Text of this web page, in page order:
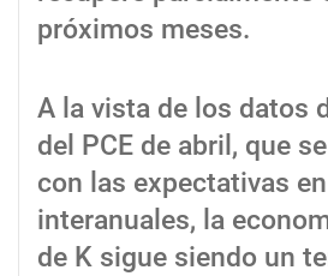
próximos meses.
A la vista de los datos
del PCE de abril, que
con las expectativas
interanuales, la
de K sigue siendo un